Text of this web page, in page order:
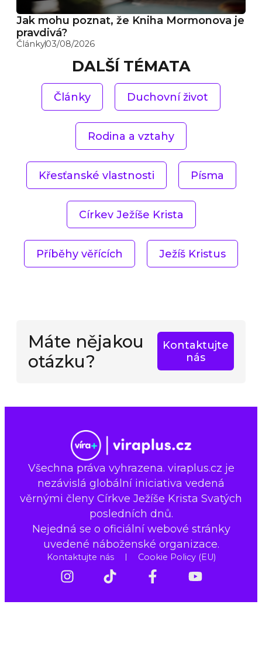
Jak mohu poznat, že Kniha Mormonova je
pravdivá?
Články03/08/2026
DALŠÍ TÉMATA
Články Duchovní život
Rodina a vztahy
Křesťanské vlastnosti Písma
Církev Ježíše Krista
Příběhy věřících Ježíš Kristus
Máte nějakou
otázku?
Kontaktujte
nás
Všechna práva vyhrazena. viraplus.cz je
nezávislá globální iniciativa vedená
věrnými členy Církve Ježíše Krista Svatých
posledních dnů.
Nejedná se o oficiální webové stránky
uvedené náboženské organizace.
Kontaktujte nás Cookie Policy (EU)